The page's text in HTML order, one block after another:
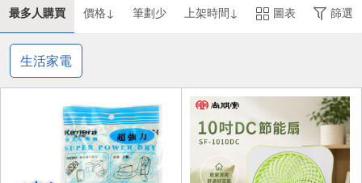
最多人購買 價格↓ 筆劃少 上架時間↓ 圖表 篩選
生活家電